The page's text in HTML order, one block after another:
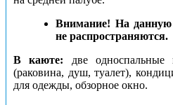
Внимание! На
не распространяются.
В каюте: две односпальные
(раковина, душ, туалет),
для одежды, обзорное окно.